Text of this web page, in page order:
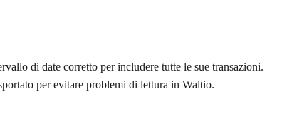
di date corretto per includere tutte le sue transazioni.
per evitare problemi di lettura in Waltio.